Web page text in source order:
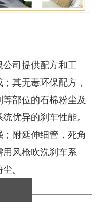
司提供配方和工
其无毒环保配方，
部位的石棉粉尘及
优异的刹车性能。
附延伸细管，死角
风枪吹洗刹车系
。